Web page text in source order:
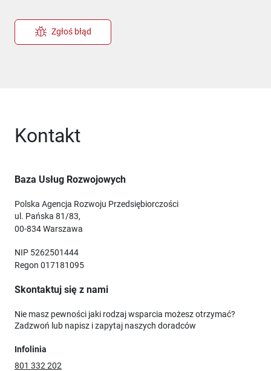
Zgłoś błąd
Kontakt
Baza Usług Rozwojowych
Polska Agencja Rozwoju Przedsiębiorczości
ul. Pańska 81/83,
00-834 Warszawa
NIP 5262501444
Regon 017181095
Skontaktuj się z nami
Nie masz pewności jaki rodzaj wsparcia możesz otrzymać?
Zadzwoń lub napisz i zapytaj naszych doradców
Infolinia
801 332 202